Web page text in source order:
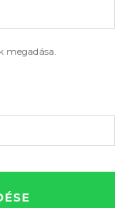
megadása.